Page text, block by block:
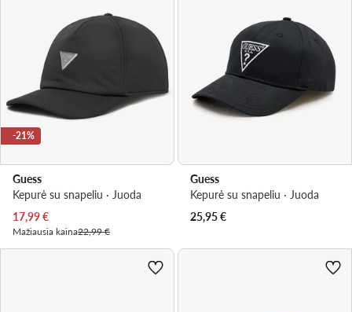
-21%
Guess
Kepurė su snapeliu · Juoda
Dabartinė kaina
17,99€
Mažiausia kaina22,99 €
Guess
Kepurė su snapeliu · Juoda
25,95€